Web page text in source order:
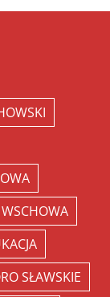
SŁAWSKIE